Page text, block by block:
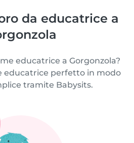
da educatrice a
educatrice a Gorgonzola?
educatrice perfetto in modo
tramite Babysits.